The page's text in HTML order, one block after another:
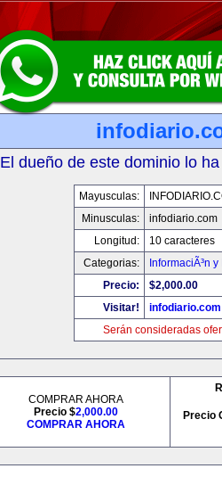
El dueño de este dominio lo
Mayusculas:
Minusculas:
infodiario.com
Longitud:
10 caracteres
Categorias:
InformaciÃ³n
Precio:
$2,000.00
Visitar!
infodiario.com
Serán consideradas
COMPRAR AHORA
Precio $2,000.00
COMPRAR AHORA
Precio